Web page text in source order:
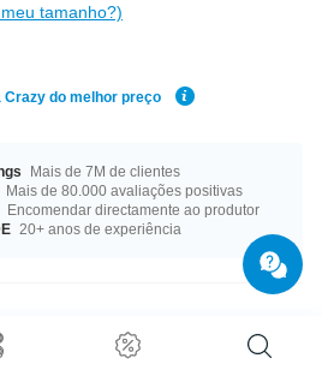
tamanho?)
Crazy do melhor preço
Mais de 7M de clientes
Mais de 80.000 avaliações positivas
Encomendar directamente ao produtor
20+ anos de experiência